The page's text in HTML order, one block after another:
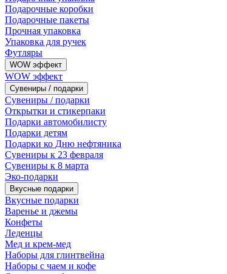
Подарочные коробки
Подарочные пакеты
Прочная упаковка
Упаковка для ручек
Футляры
WOW эффект
WOW эффект
Сувениры / подарки
Сувениры / подарки
Открытки и стикерпаки
Подарки автомобилисту
Подарки детям
Подарки ко Дню нефтяника
Сувениры к 23 февраля
Сувениры к 8 марта
Эко-подарки
Вкусные подарки
Вкусные подарки
Варенье и джемы
Конфеты
Леденцы
Мед и крем-мед
Наборы для глинтвейна
Наборы с чаем и кофе